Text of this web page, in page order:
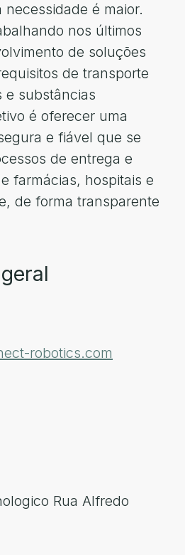
é maior.
nos últimos
de soluções
de transporte
e substâncias
é oferecer uma
e fiável que se
de entrega e
farmácias, hospitais e
de forma transparente
robotics.com
Rua Alfredo